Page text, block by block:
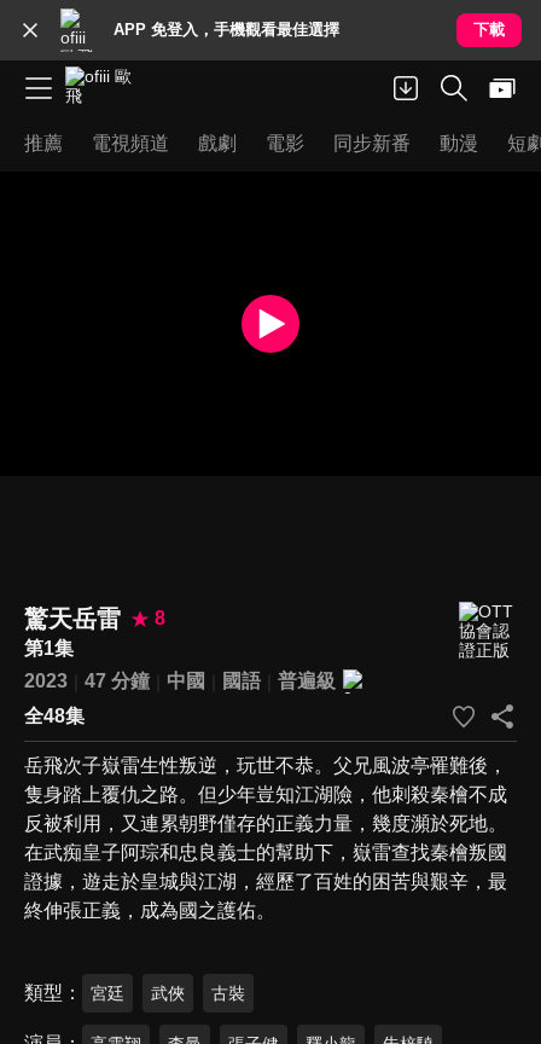
APP 免登入，手機觀看最佳選擇 下載
推薦 電視頻道 戲劇 電影 同步新番 動漫 短
驚天岳雷
8
第1集
2023
47 分鐘 中國 國語
普遍級
全48集
岳飛次子嶽雷生性叛逆，玩世不恭。父兄風波亭罹難後，
隻身踏上覆仇之路。但少年豈知江湖險，他刺殺秦檜不成
反被利用，又連累朝野僅存的正義力量，幾度瀕於死地。
在武痴皇子阿琮和忠良義士的幫助下，嶽雷查找秦檜叛國
證據，遊走於皇城與江湖，經歷了百姓的困苦與艱辛，最
終伸張正義，成為國之護佑。
類型 宮廷 武俠 古裝